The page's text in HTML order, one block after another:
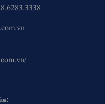
– 028.6283.3338